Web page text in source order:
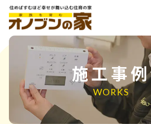
施工事例
WORKS